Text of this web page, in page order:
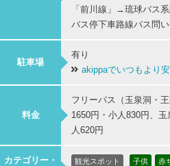
「前川線」→琉球バス
バス停下車路線バス問
駐車場
有り
akippaでいつもより
料金
フリーパス（玉泉洞・
1650円・小人830円、
人620円
カテゴリー・
観光スポット 子供 赤